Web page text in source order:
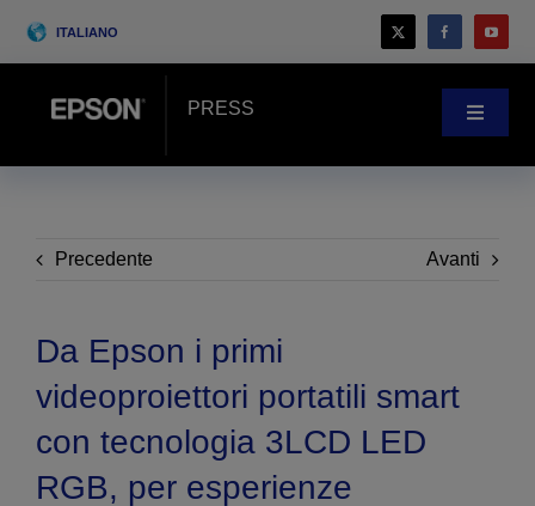
ITALIANO
PRESS
Toggle
Case history
Eventi
Search
Precedente Avanti
Da Epson i primi
videoproiettori portatili smart
con tecnologia 3LCD LED
RGB, per esperienze